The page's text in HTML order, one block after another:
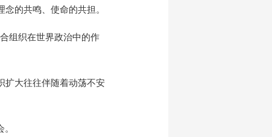
的共鸣、使命的共担。
组织在世界政治中的作
大往往伴随着动荡不安